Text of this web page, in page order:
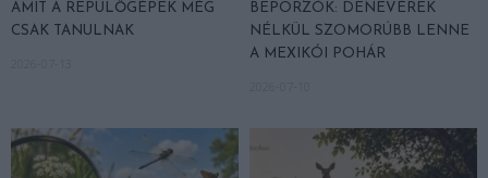
AMIT A REPÜLŐGÉPEK MÉG
CSAK TANULNAK
BEPORZÓK: DENEVÉREK
NÉLKÜL SZOMORÚBB LENNE
A MEXIKÓI POHÁR